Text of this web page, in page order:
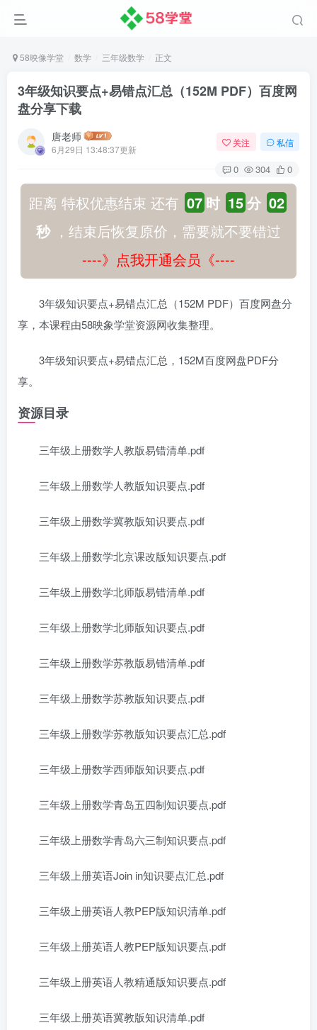
58映像学堂 数学 三年级数学 正文
3年级知识要点+易错点汇总（152M PDF）百度网
盘分享下载
唐老师
6月29日 13:48:37更新
关注 私信
0 304 0
距离 特权优惠结束 还有 07 时 15分 01
秒，结束后恢复原价，需要就不要错过
----》点我开通会员《----
3年级知识要点+易错点汇总（152M PDF）百度网盘分
享，本课程由58映象学堂资源网收集整理。
3年级知识要点+易错点汇总，152M百度网盘PDF分
享。
资源目录
三年级上册数学人教版易错清单.pdf
三年级上册数学人教版知识要点.pdf
三年级上册数学冀教版知识要点.pdf
三年级上册数学北京课改版知识要点.pdf
三年级上册数学北师版易错清单.pdf
三年级上册数学北师版知识要点.pdf
三年级上册数学苏教版易错清单.pdf
三年级上册数学苏教版知识要点.pdf
三年级上册数学苏教版知识要点汇总.pdf
三年级上册数学西师版知识要点.pdf
三年级上册数学青岛五四制知识要点.pdf
三年级上册数学青岛六三制知识要点.pdf
三年级上册英语Join in知识要点汇总.pdf
三年级上册英语人教PEP版知识清单.pdf
三年级上册英语人教PEP版知识要点.pdf
三年级上册英语人教精通版知识要点.pdf
三年级上册英语冀教版知识清单.pdf